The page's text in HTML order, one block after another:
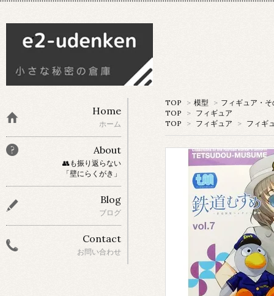
TOP > 模型 > フィギュア・そ
TOP
> フィギュア
TOP
> フィギュア > フィギ
Home
ホーム
About
👥も振り返らない
「壁にらくがき」
Blog
ブログ
Contact
お問い合わせ